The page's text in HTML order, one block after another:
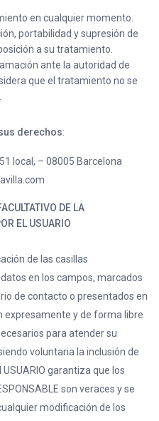
en cualquier momento.
portabilidad y supresión de
a su tratamiento.
ante la autoridad de
que el tratamiento no se
derechos:
local, – 08005 Barcelona
DE LA
EL USUARIO
de las casillas
en los campos, marcados
de contacto o presentados en
expresamente y de forma libre
para atender su
voluntaria la inclusión de
garantiza que los
son veraces y se
modificación de los